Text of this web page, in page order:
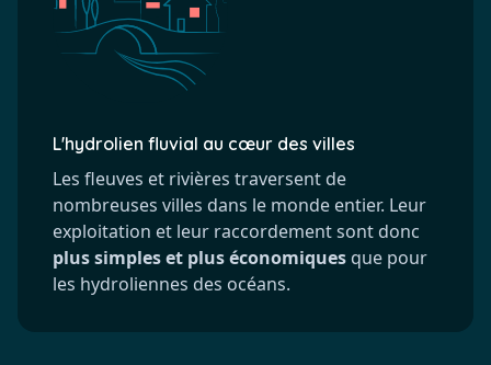
L'hydrolien fluvial au cœur des villes
Les fleuves et rivières traversent de
nombreuses villes dans le monde entier. Leur
exploitation et leur raccordement sont donc
plus simples et plus économiques que pour
les hydroliennes des océans.